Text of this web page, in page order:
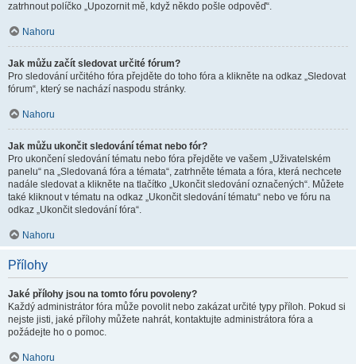
zatrhnout políčko „Upozornit mě, když někdo pošle odpověď“.
Nahoru
Jak můžu začít sledovat určité fórum?
Pro sledování určitého fóra přejděte do toho fóra a klikněte na odkaz „Sledovat
fórum“, který se nachází naspodu stránky.
Nahoru
Jak můžu ukončit sledování témat nebo fór?
Pro ukončení sledování tématu nebo fóra přejděte ve vašem „Uživatelském
panelu“ na „Sledovaná fóra a témata“, zatrhněte témata a fóra, která nechcete
nadále sledovat a klikněte na tlačítko „Ukončit sledování označených“. Můžete
také kliknout v tématu na odkaz „Ukončit sledování tématu“ nebo ve fóru na
odkaz „Ukončit sledování fóra“.
Nahoru
Přílohy
Jaké přílohy jsou na tomto fóru povoleny?
Každý administrátor fóra může povolit nebo zakázat určité typy příloh. Pokud si
nejste jisti, jaké přílohy můžete nahrát, kontaktujte administrátora fóra a
požádejte ho o pomoc.
Nahoru